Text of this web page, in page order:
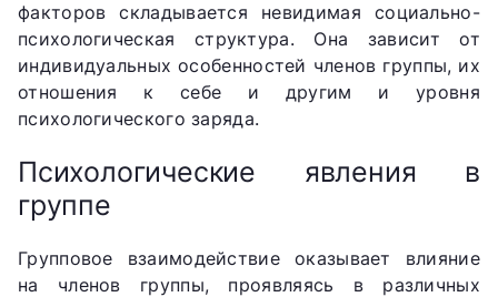
факторов складывается невидимая социально-
психологическая структура. Она зависит от
индивидуальных особенностей членов группы, их
отношения к себе и другим и уровня
психологического заряда.
Психологические явления в
группе
Групповое взаимодействие оказывает влияние
на членов группы, проявляясь в различных